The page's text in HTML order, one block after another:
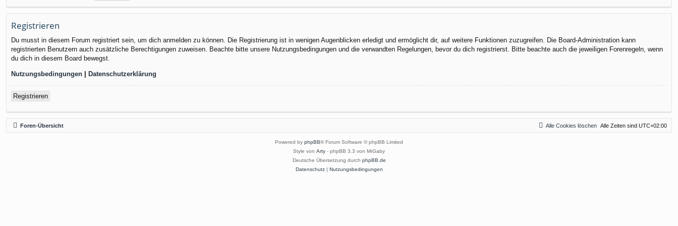
Registrieren
Du musst in diesem Forum registriert sein, um dich anmelden zu können. Die Registrierung ist in wenigen Augenblicken erledigt und ermöglicht dir, auf weitere Funktionen zuzugreifen. Die Board-Administration kann
registrierten Benutzern auch zusätzliche Berechtigungen zuweisen. Beachte bitte unsere Nutzungsbedingungen und die verwandten Regelungen, bevor du dich registrierst. Bitte beachte auch die jeweiligen Forenregeln, wenn
du dich in diesem Board bewegst.
Nutzungsbedingungen | Datenschutzerklärung
Registrieren
Foren-Übersicht Alle Zeiten sind UTC+02:00
Alle Cookies löschen
Powered by phpBB® Forum Software © phpBB Limited
Style von Arty - phpBB 3.3 von MrGaby
Deutsche Übersetzung durch phpBB.de
Datenschutz| Nutzungsbedingungen